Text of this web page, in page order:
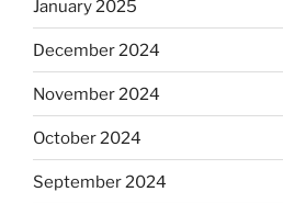
January 2025
December 2024
November 2024
October 2024
September 2024